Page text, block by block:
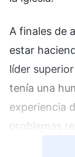
A finales de
estar
líder
tenía una
experiencia
problemas
según los